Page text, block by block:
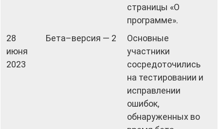
страницы «О
программе».
28
июня
2023
Бета–версия — 2
Основные
участники
сосредоточились
на тестировании и
исправлении
ошибок,
обнаруженных во